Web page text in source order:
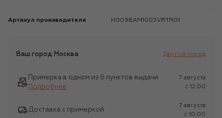
Артикул производителя H0098AM1003VRTR01
Ваш город Москва Другой город
Примерка в одном из 6 пунктов выдачи
Подробнее
7 августа
c 12:00
Доставка с примеркой
7 августа
c 10:00